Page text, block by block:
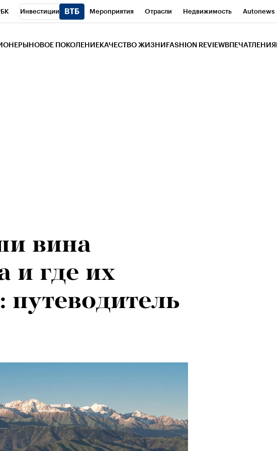
Инвестиции Мероприятия Отрасли Недвижимость Autonews
НОВОЕ ПОКОЛЕНИЕ КАЧЕСТВО ЖИЗНИ FASHION REVIEW ВПЕЧАТЛЕНИЯ
вина
и где их
путеводитель
что
открытии